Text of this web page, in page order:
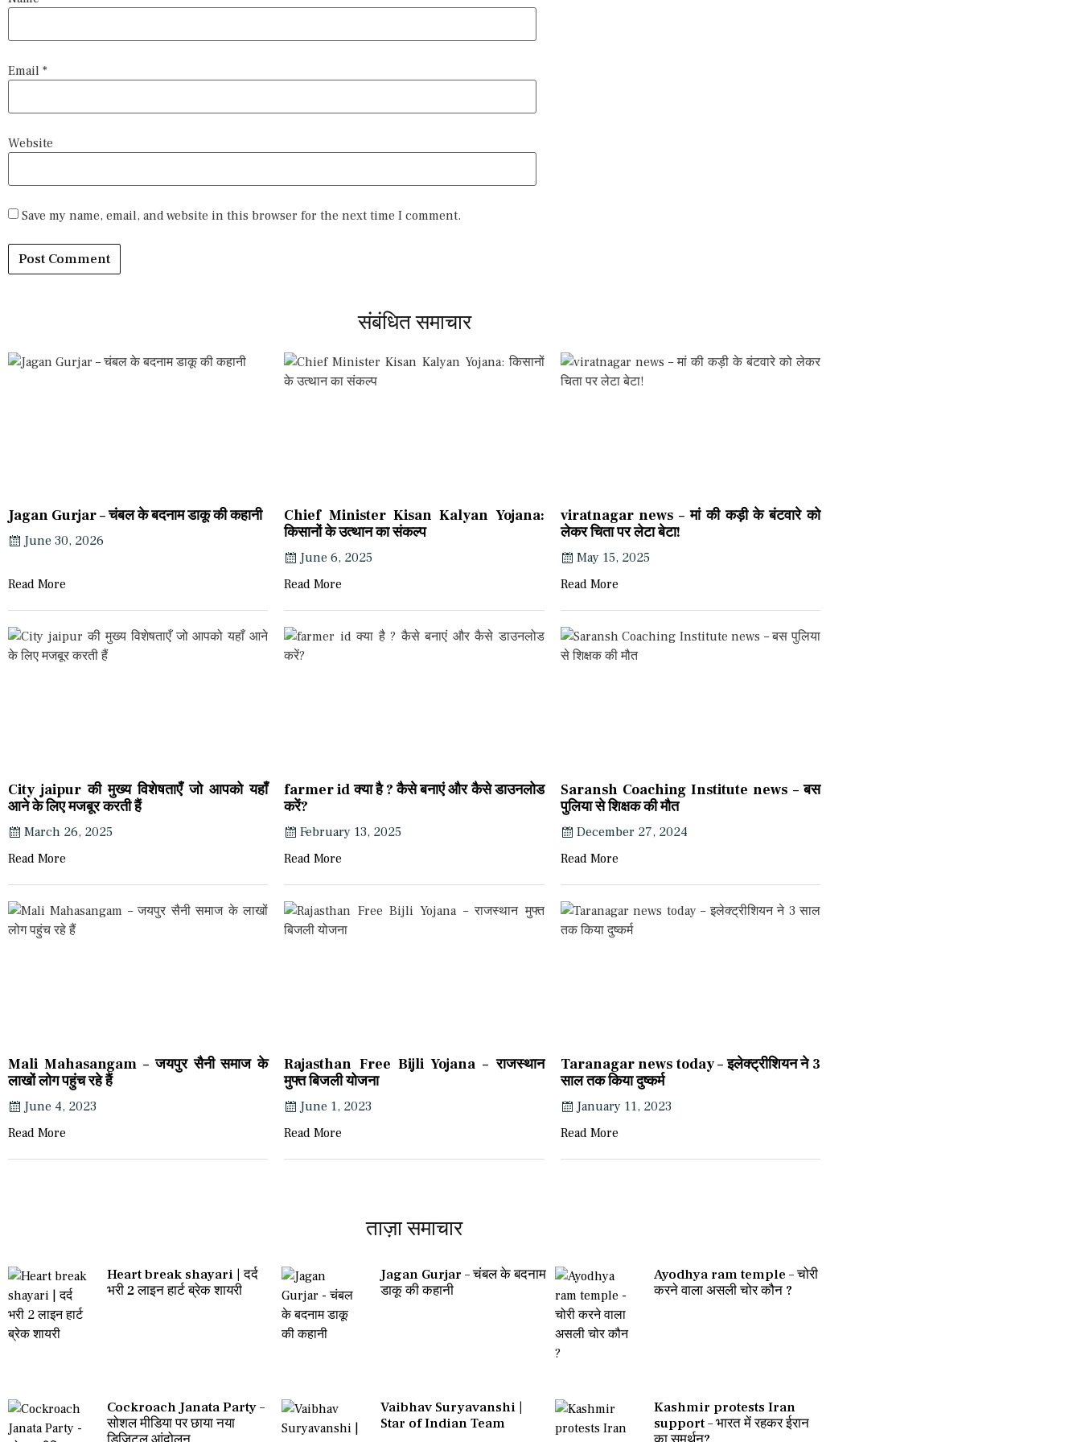
Email *
Website
Save my name, email, and website in this browser for the next time I comment.
संबंधित समाचार
Jagan Gurjar – चंबल के बदनाम डाकू की कहानी
June 30, 2026
Read More
Chief Minister Kisan Kalyan Yojana:
किसानों के उत्थान का संकल्प
June 6, 2025
Read More
viratnagar news – मां की कड़ी के बंटवारे को
लेकर चिता पर लेटा बेटा!
May 15, 2025
Read More
City jaipur की मुख्य विशेषताएँ जो आपको यहाँ
आने के लिए मजबूर करती हैं
March 26, 2025
Read More
farmer id क्या है ? कैसे बनाएं और कैसे डाउनलोड
करें?
February 13, 2025
Read More
Saransh Coaching Institute news – बस
पुलिया से शिक्षक की मौत
December 27, 2024
Read More
Mali Mahasangam – जयपुर सैनी समाज के
लाखों लोग पहुंच रहे हैं
June 4, 2023
Read More
Rajasthan Free Bijli Yojana – राजस्थान
मुफ्त बिजली योजना
June 1, 2023
Read More
Taranagar news today – इलेक्ट्रीशियन ने 3
साल तक किया दुष्कर्म
January 11, 2023
Read More
ताज़ा समाचार
Heart break shayari | दर्द
भरी 2 लाइन हार्ट ब्रेक शायरी
Jagan Gurjar – चंबल के बदनाम
डाकू की कहानी
Ayodhya ram temple – चोरी
करने वाला असली चोर कौन ?
Cockroach Janata Party –
सोशल मीडिया पर छाया नया
Vaibhav Suryavanshi |
Star of Indian Team
Kashmir protests Iran
support – भारत में रहकर ईरान